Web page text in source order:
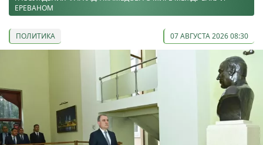
ЕРЕВАНОМ
ПОЛИТИКА 07 АВГУСТА 2026 08:30